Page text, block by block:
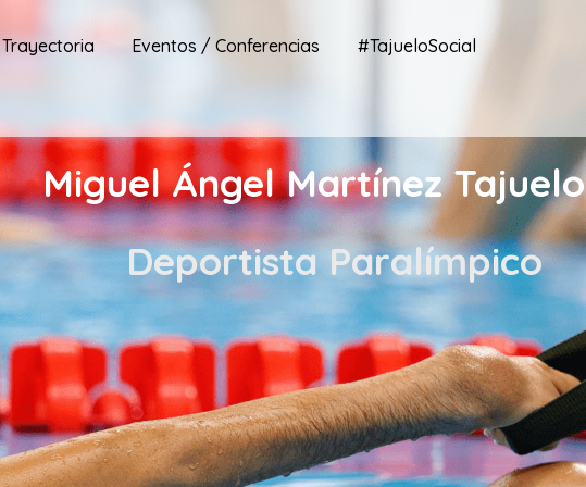
Trayectoria Eventos / Conferencias #TajueloSocial
Miguel Ángel Martínez Tajuelo
Deportista Paralímpico